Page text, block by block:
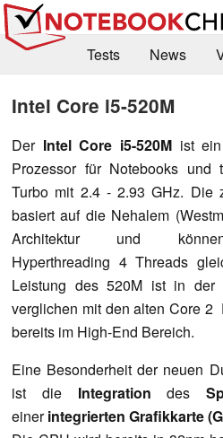
Tests News
Forum
Intel Core i5-520M
Der Intel Core i5-520M ist
Prozessor für Notebooks und
Turbo mit 2.4 - 2.93 GHz. Die
basiert auf die Nehalem
Architektur und
Hyperthreading 4 Threads
Leistung des 520M ist in der
verglichen mit den alten Core 2
bereits im High-End Bereich.
Eine Besonderheit der neuen
ist die Integration des
einerintegrierten Grafikkarte